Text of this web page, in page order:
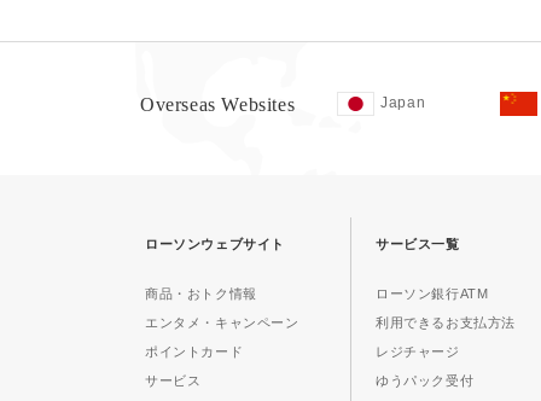
Overseas Websites Japan
ローソンウェブサイト
商品・おトク情報
エンタメ・キャンペーン
ポイントカード
サービス
サービス一覧
ローソン銀行ATM
利用できるお支払方法
レジチャージ
ゆうパック受付